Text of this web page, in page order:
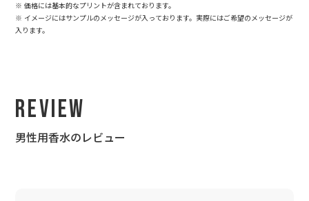
※ 価格には基本的なプリントが含まれております。
※ イメージにはサンプルのメッセージが入っております。実際にはご希望のメッセージが
入ります。
Review
男性用香水のレビュー